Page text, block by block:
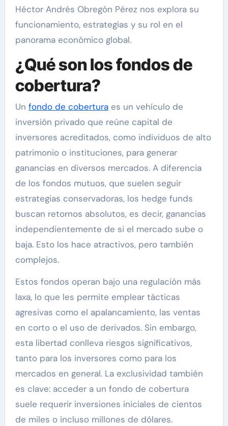
Héctor Andrés Obregón Pérez nos explora su
funcionamiento, estrategias y su rol en el
panorama económico global.
¿Qué son los fondos de
cobertura?
Un fondo de coberturaes un vehículo de
inversión privado que reúne capital de
inversores acreditados, como individuos de alto
patrimonio o instituciones, para generar
ganancias en diversos mercados. A diferencia
de los fondos mutuos, que suelen seguir
estrategias conservadoras, los hedge funds
buscan retornos absolutos, es decir, ganancias
independientemente de si el mercado sube o
baja. Esto los hace atractivos, pero también
complejos.
Estos fondos operan bajo una regulación más
laxa, lo que les permite emplear tácticas
agresivas como el apalancamiento, las ventas
en corto o el uso de derivados. Sin embargo,
esta libertad conlleva riesgos significativos,
tanto para los inversores como para los
mercados en general. La exclusividad también
es clave: acceder a un fondo de cobertura
suele requerir inversiones iniciales de cientos
de miles o incluso millones de dólares.